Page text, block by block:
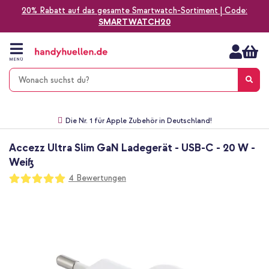
20% Rabatt auf das gesamte Smartwatch-Sortiment | Code:
SMARTWATCH20
Zum
Inhalt
springen
MENÜ
Die Nr. 1 für Apple Zubehör in Deutschland!
Accezz Ultra Slim GaN Ladegerät - USB-C - 20 W -
Weiß
Bewertung:
100
100
4 Bewertungen